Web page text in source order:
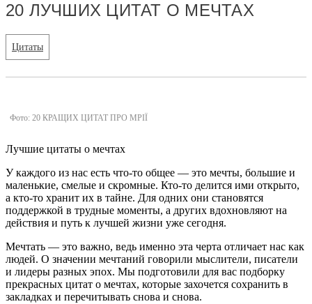
20 ЛУЧШИХ ЦИТАТ О МЕЧТАХ
Цитаты
Фото: 20 КРАЩИХ ЦИТАТ ПРО МРІЇ
Лучшие цитаты о мечтах
У каждого из нас есть что-то общее — это мечты, большие и
маленькие, смелые и скромные. Кто-то делится ими открыто,
а кто-то хранит их в тайне. Для одних они становятся
поддержкой в трудные моменты, а других вдохновляют на
действия и путь к лучшей жизни уже сегодня.
Мечтать — это важно, ведь именно эта черта отличает нас как
людей. О значении мечтаний говорили мыслители, писатели
и лидеры разных эпох. Мы подготовили для вас подборку
прекрасных цитат о мечтах, которые захочется сохранить в
закладках и перечитывать снова и снова.